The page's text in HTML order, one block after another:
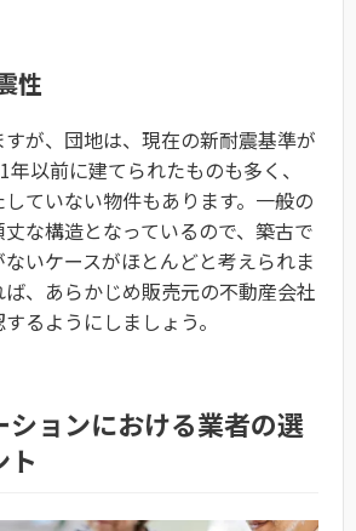
性
が、団地は、現在の新耐震基準が
以前に建てられたものも多く、
ていない物件もあります。一般の
な構造となっているので、築古で
いケースがほとんどと考えられま
、あらかじめ販売元の不動産会社
るようにしましょう。
ションにおける業者の選
ト